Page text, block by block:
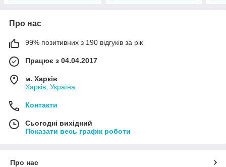
Про нас
99% позитивних з 190 відгуків за рік
Працює з 04.04.2017
м. Харків
Харків, Україна
Контакти
Сьогодні вихідний
Показати весь графік роботи
Про нас